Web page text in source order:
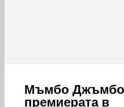
Мъмбо
премиерата в